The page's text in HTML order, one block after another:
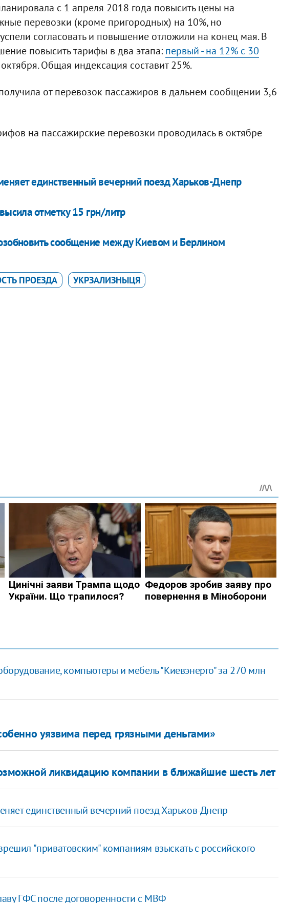
с 1 апреля 2018 года повысить цены на
перевозки (кроме пригородных) на 10%, но
согласовать и повышение отложили на конец мая. В
повысить тарифы в два этапа: первый - на 12% с 30
Общая индексация составит 25%.
от перевозок пассажиров в дальнем сообщении 3,6
на пассажирские перевозки проводилась в октябре
единственный вечерний поезд Харьков-Днепр
отметку 15 грн/литр
сообщение между Киевом и Берлином
ПРОЕЗДА УКРЗАЛИЗНЫЦЯ
компьютеры и мебель "Киевэнерго" за 270 млн
уязвима перед грязными деньгами»
ликвидацию компании в ближайшие шесть лет
единственный вечерний поезд Харьков-Днепр
"приватовским" компаниям взыскать с российского
ГФС после договоренности с МВФ